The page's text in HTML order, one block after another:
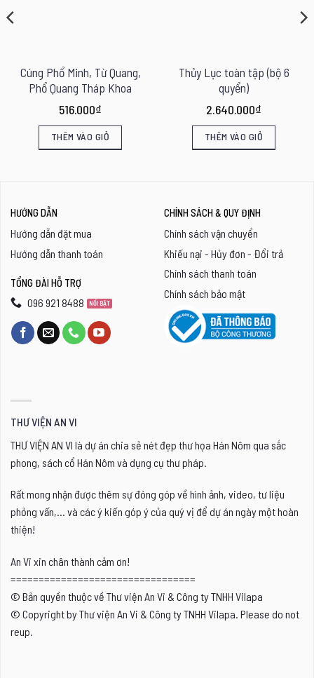
Cúng Phổ Minh, Từ Quang,
Phổ Quang Tháp Khoa
516.000₫
THÊM VÀO GIỎ
Thủy Lục toàn tập (bộ 6
quyển)
2.640.000₫
THÊM VÀO GIỎ
HƯỚNG DẪN
Hướng dẫn đặt mua
Hướng dẫn thanh toán
TỔNG ĐÀI HỖ TRỢ
096 921 8488
CHÍNH SÁCH & QUY ĐỊNH
Chính sách vận chuyển
Khiếu nại - Hủy đơn - Đổi trả
Chính sách thanh toán
Chính sách bảo mật
THƯ VIỆN AN VI
THƯ VIỆN AN VI là dự án chia sẻ nét đẹp thư họa Hán Nôm qua sắc
phong, sách cổ Hán Nôm và dụng cụ thư pháp.
Rất mong nhận được thêm sự đóng góp về hình ảnh, video, tư liệu
phỏng vấn,... và các ý kiến góp ý của quý vị để dự án ngày một hoàn
thiện!
An Vi xin chân thành cảm ơn!
=================================
© Bản quyền thuộc về Thư viện An Vi & Công ty TNHH Vilapa
© Copyright by Thư viện An Vi & Công ty TNHH Vilapa. Please do not
reup.